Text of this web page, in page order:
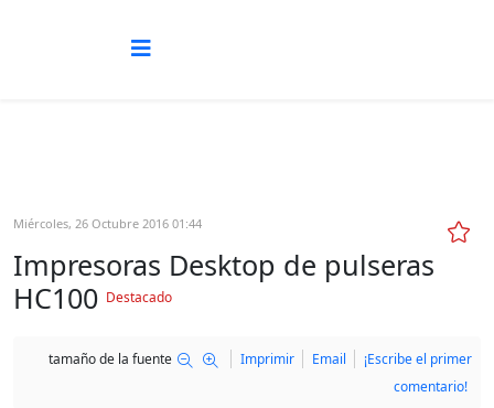
Miércoles, 26 Octubre 2016 01:44
Impresoras Desktop de pulseras
HC100 Destacado
tamaño de la fuente Imprimir Email
¡Escribe el primer
comentario!